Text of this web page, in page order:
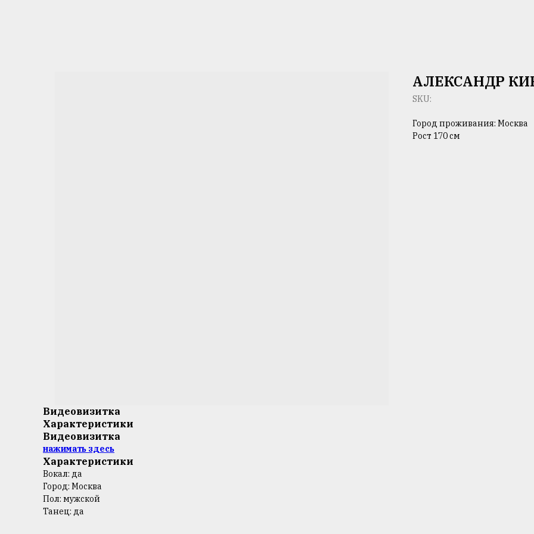
АЛЕКСАНДР
SKU:
Город проживания: Москва
Рост 170 см
Видеовизитка
Характеристики
Видеовизитка
нажимать здесь
Характеристики
Вокал: да
Город: Москва
Пол: мужской
Танец: да